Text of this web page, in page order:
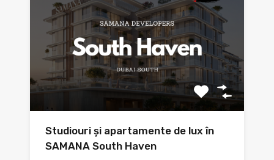
Studiouri și apartamente de lux în
SAMANA South Haven